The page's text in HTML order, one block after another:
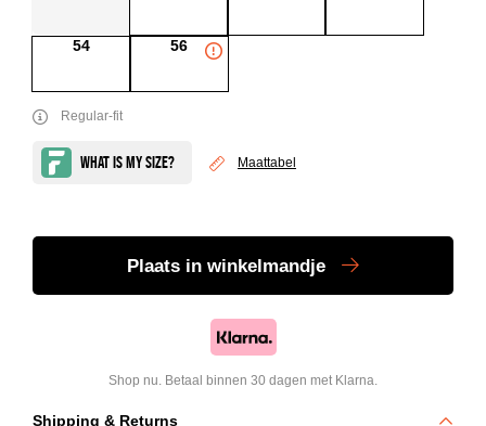
54 56
Maattabel
Regular-fit
Plaats in winkelmandje
Shop nu. Betaal binnen 30 dagen met Klarna.
Shipping & Returns